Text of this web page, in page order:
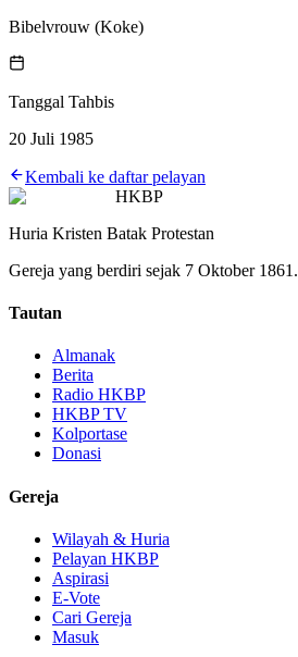
Bibelvrouw (Koke)
Tanggal Tahbis
20 Juli 1985
Kembali ke daftar pelayan
HKBP
Huria Kristen Batak Protestan
Gereja yang berdiri sejak 7 Oktober 1861.
Tautan
Almanak
Berita
Radio HKBP
HKBP TV
Kolportase
Donasi
Gereja
Wilayah & Huria
Pelayan HKBP
Aspirasi
E-Vote
Cari Gereja
Masuk